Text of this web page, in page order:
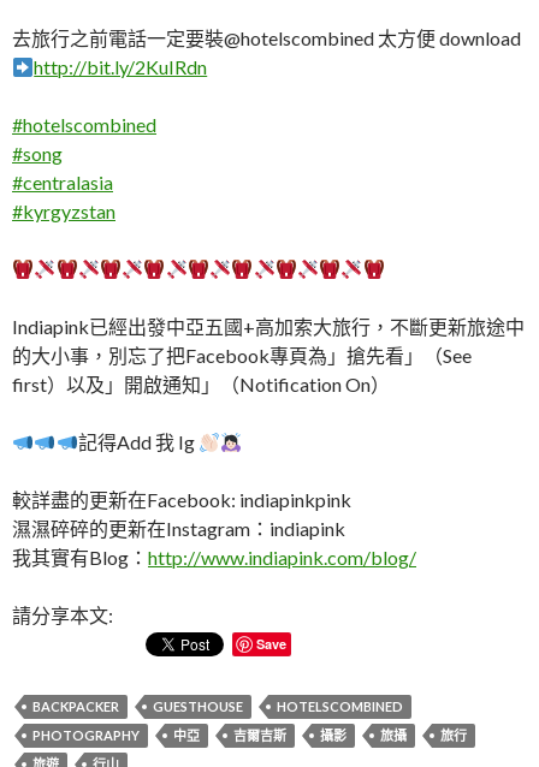
去旅行之前電話一定要裝@hotelscombined 太方便 download
http://bit.ly/2KuIRdn
#hotelscombined
#song
#centralasia
#kyrgyzstan
Indiapink已經出發中亞五國+高加索大旅行，不斷更新旅途中
的大小事，別忘了把Facebook專頁為」搶先看」（See
first）以及」開啟通知」（Notification On）
記得Add 我 Ig
較詳盡的更新在Facebook: indiapinkpink
濕濕碎碎的更新在Instagram：indiapink
我其實有Blog： http://www.indiapink.com/blog/
請分享本文:
Save
BACKPACKER GUESTHOUSE
HOTELSCOMBINED
PHOTOGRAPHY
中亞 吉爾吉斯 攝影 旅攝
旅行